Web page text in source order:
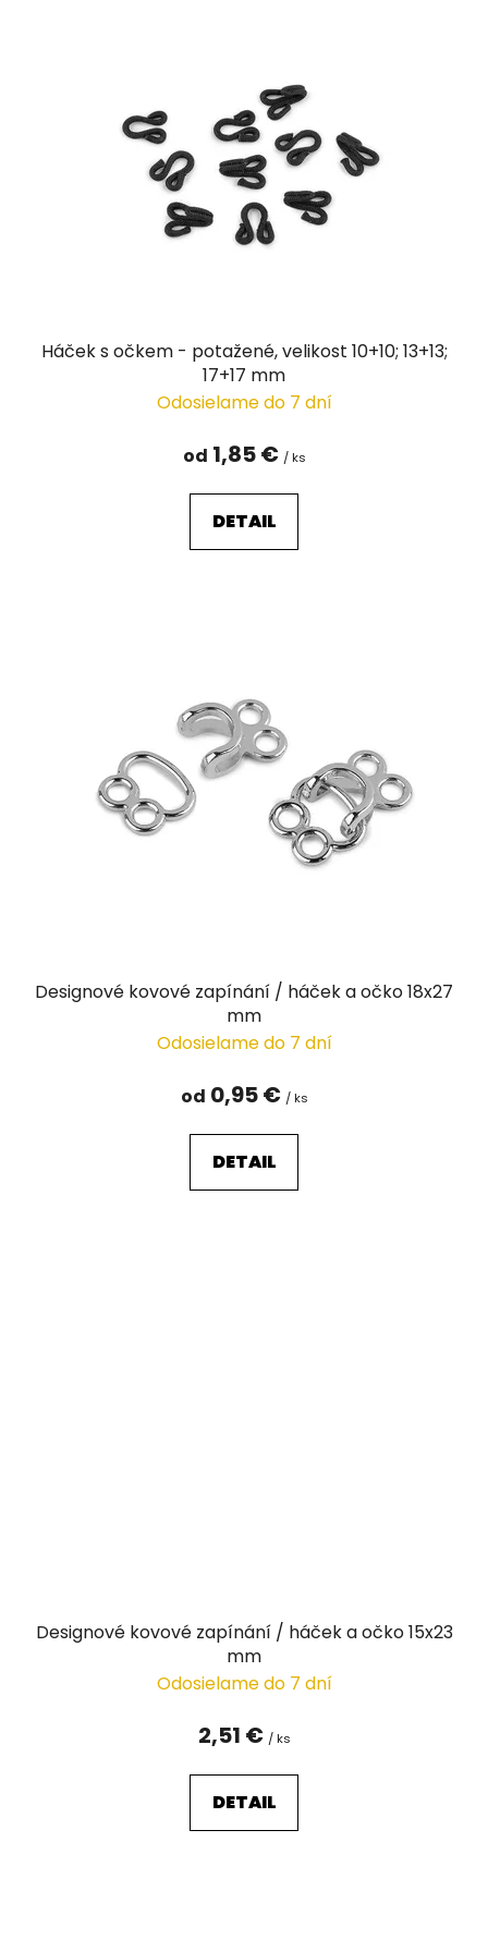
Háček s očkem - potažené, velikost 10+10; 13+13;
17+17 mm
Odosielame do 7 dní
od 1,85 € / ks
DETAIL
Designové kovové zapínání / háček a očko 18x27
mm
Odosielame do 7 dní
od 0,95 € / ks
DETAIL
Designové kovové zapínání / háček a očko 15x23
mm
Odosielame do 7 dní
2,51 € / ks
DETAIL